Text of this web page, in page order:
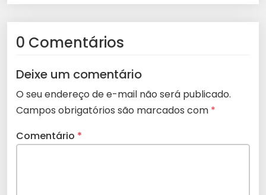
0 Comentários
Deixe um comentário
O seu endereço de e-mail não será publicado.
Campos obrigatórios são marcados com *
Comentário *